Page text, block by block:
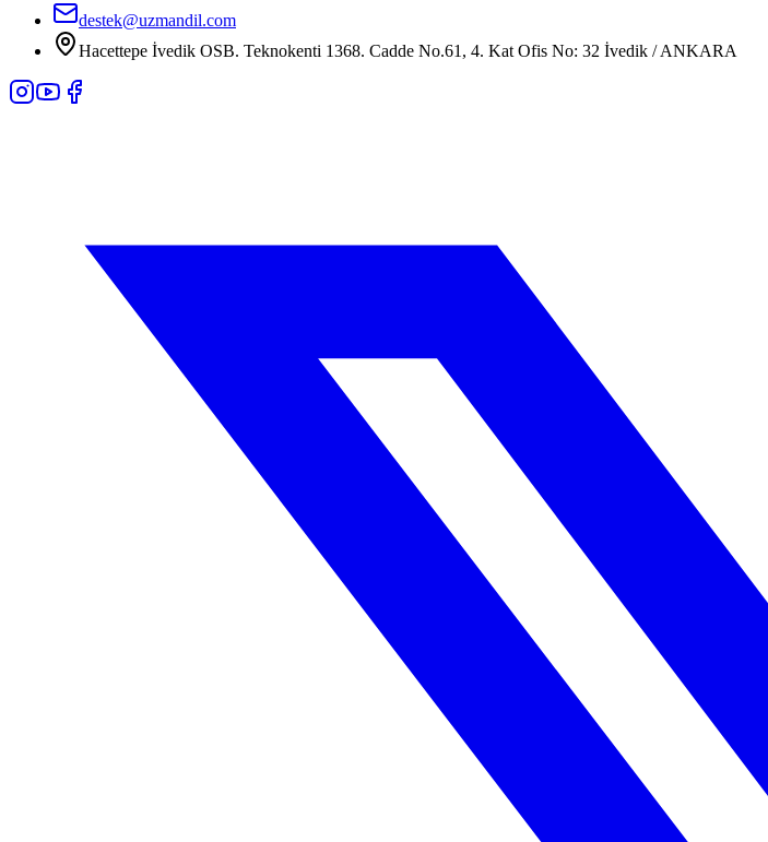
destek@uzmandil.com
Hacettepe İvedik OSB. Teknokenti 1368. Cadde No.61, 4. Kat Ofis No: 32 İvedik / ANKARA